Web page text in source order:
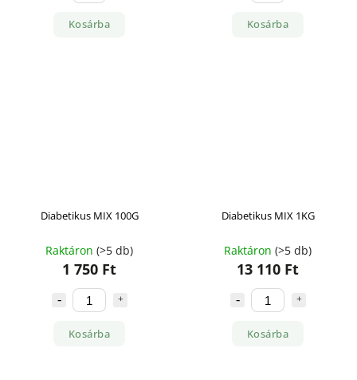
Kosárba Kosárba
Diabetikus MIX 100G
Raktáron (>5 db)
1 750 Ft
Kosárba
Diabetikus MIX 1KG
Raktáron (>5 db)
13 110 Ft
Kosárba